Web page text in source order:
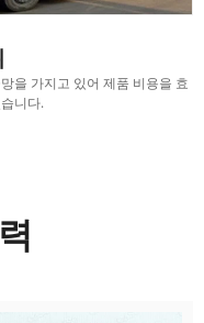
을 가지고 있어 제품 비용을 효
니다.